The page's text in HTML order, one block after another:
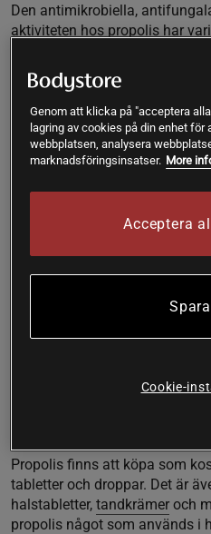
Den antimikrobiella,
aktiviteten hos propolis har
propolis när det gäller
egenskaperna dvs. förmågan
Användningen av
Användningen av propolis går
lindra många olika åkommor
Grekerna använde propolis
polyanthus, parfym som
använde också det för att
bekämpa infektioner och
de helande egenskaperna av
Propolis finns att köpa som
tabletter och droppar. Det är
halstabletter, tandkrämer och
propolis något som används i
Genom att klicka på "acceptera
lagring av cookies på din enhet
webbplatsen, analysera
marknadsföringsinsatser. More
Acceptera
Cookie-